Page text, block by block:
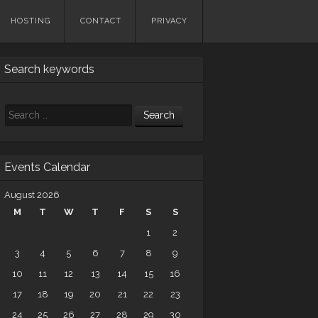
HOSTING CONTACT PRIVACY
Search keywords
Search
Events Calendar
August 2026
M
T W T F S
S
1
2
3
4 5 6 7 8
9
10
11 12 13 14 15
16
17
18 19 20 21 22
23
24
25 26 27 28 29
30